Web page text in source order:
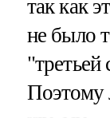
так как
не было
Поэтому